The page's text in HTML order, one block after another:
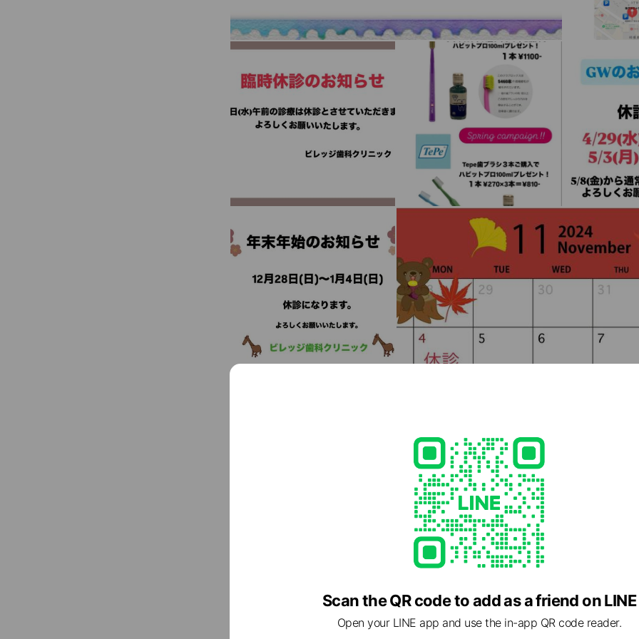
Follow us on social media
Scan the QR code to add as a friend on LINE
Open your LINE app and use the in-app QR code reader.